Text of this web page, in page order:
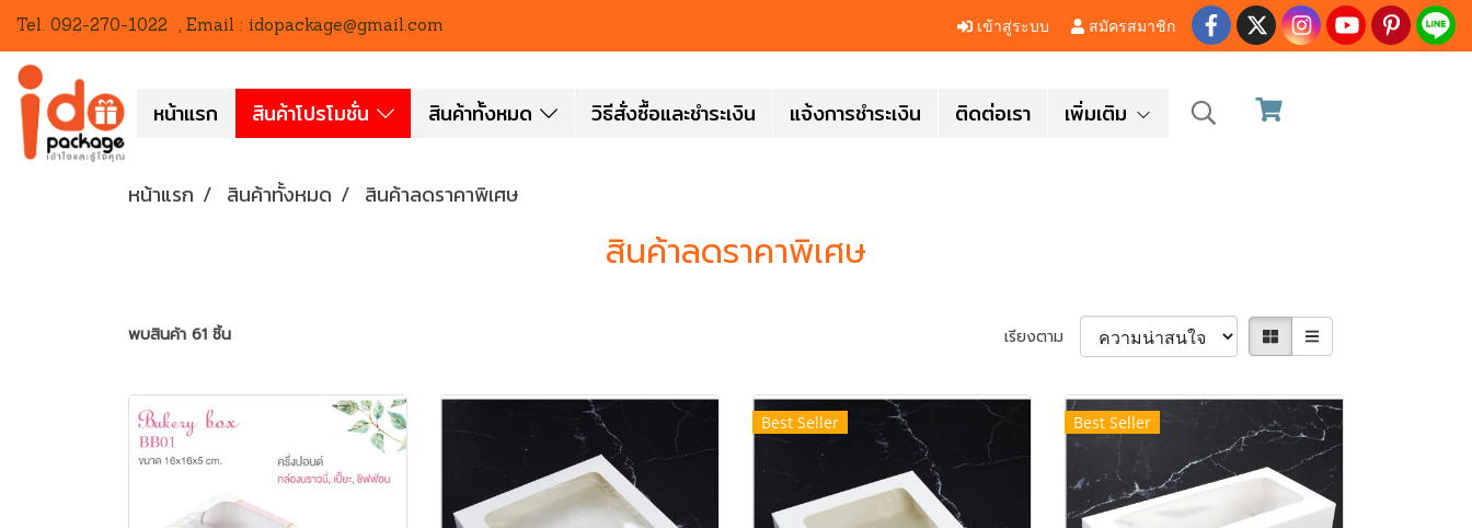
Tel. 092-270-1022 , Email : idopackage@gmail.com เข้าสู่ระบบ สมัครสมาชิก
หน้าแรก สินค้าโปรโมชั่น สินค้าทั้งหมด วิธีสั่งซื้อและชำระเงิน แจ้งการชำระเงิน ติดต่อเรา เพิ่มเติม
หน้าแรก สินค้าทั้งหมด สินค้าลดราคาพิเศษ
สินค้าลดราคาพิเศษ
พบสินค้า 61 ชิ้น เรียงตาม
Best Seller Best Seller